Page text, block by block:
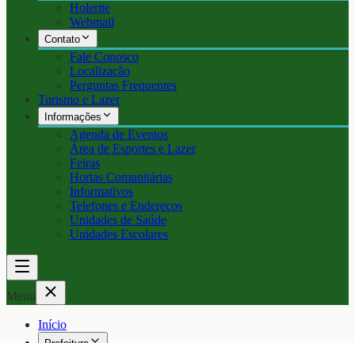
Holerite
Webmail
Contato
Fale Conosco
Localização
Perguntas Frequentes
Turismo e Lazer
Informações
Agenda de Eventos
Área de Esportes e Lazer
Feiras
Hortas Comunitárias
Informativos
Telefones e Endereços
Unidades de Saúde
Unidades Escolares
Menu
Início